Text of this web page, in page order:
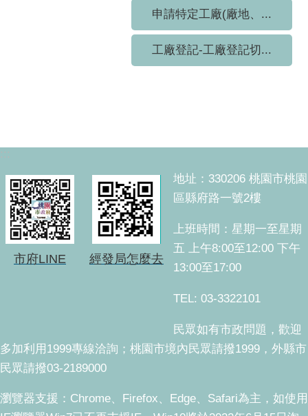
申請特定工廠(廠地、...
工廠登記-工廠登記切...
:::
市府LINE 經發局怎麼去
地址：330206 桃園市桃園
區縣府路一號2樓
上班時間：星期一至星期
五 上午8:00至12:00 下午
13:00至17:00
TEL: 03-3322101
民眾如有市政問題，歡迎
多加利用1999專線洽詢；桃園市境內民眾請撥1999，外縣市
民眾請撥03-2189000
瀏覽器支援：Chrome、Firefox、Edge、Safari為主，如使用